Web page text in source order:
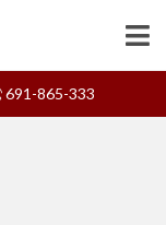
691-865-333